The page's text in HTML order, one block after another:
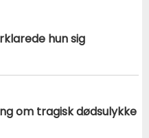
hun sig
om tragisk dødsulykke